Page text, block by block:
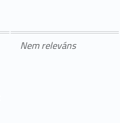
Nem releváns